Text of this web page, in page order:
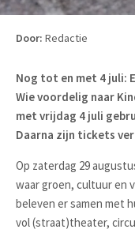
Door: Redactie
Nog tot en met 4 juli:
Wie voordelig naar
met vrijdag 4 juli
Daarna zijn tickets
Op zaterdag 29
waar groen, cultuur en
beleven er samen met
vol (straat)theater,